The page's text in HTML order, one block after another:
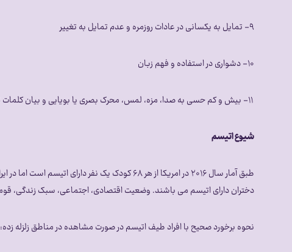
۹- تمایل به یکسانی در عادات روزمره و عدم تمایل به تغییر
۱۰- دشواری در استفاده و فهم زبان
شیوع اتیسم
دختران دارای اتیسم می باشند. وضعیت اقتصادی، اجتماعی، سبک زندگی،
نحوه برخورد صحیح با افراد طیف اتیسم در صورت مشاهده در مناطق زلزله زده: